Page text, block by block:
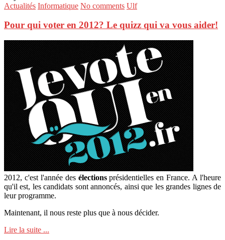
Actualités Informatique No comments Ulf
Pour qui voter en 2012? Le quizz qui va vous aider!
2012, c'est l'année des électionsprésidentielles en France. A l'heure
qu'il est, les candidats sont annoncés, ainsi que les grandes lignes de
leur programme.
Maintenant, il nous reste plus que à nous décider.
Lire la suite ...